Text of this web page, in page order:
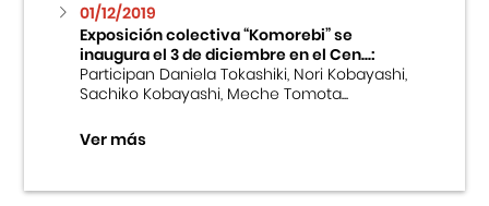
01/12/2019
Exposición colectiva “Komorebi” se
inaugura el 3 de diciembre en el Cen...:
Participan Daniela Tokashiki, Nori Kobayashi,
Sachiko Kobayashi, Meche Tomota...
Ver más